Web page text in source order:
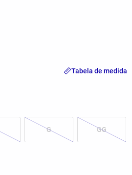
G GG
Tabela de medida